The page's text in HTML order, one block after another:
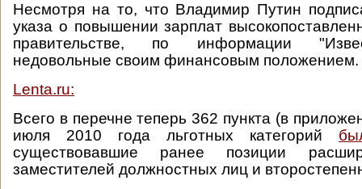
Несмотря на то, что Владимир Путин
указа о повышении зарплат
правительстве, по информации
недовольные своим финансовым положением.
Lenta.ru:
Всего в перечне теперь 362 пункта (в
июля 2010 года льготных категорий
существовавшие ранее позиции
заместителей должностных лиц и